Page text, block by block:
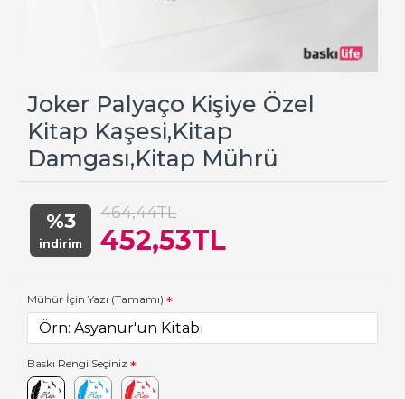
Joker Palyaço Kişiye Özel
Kitap Kaşesi,Kitap
Damgası,Kitap Mührü
%3
indirim 452,53TL
464,44TL
Mühür İçin Yazı (Tamamı)
Baskı Rengi Seçiniz